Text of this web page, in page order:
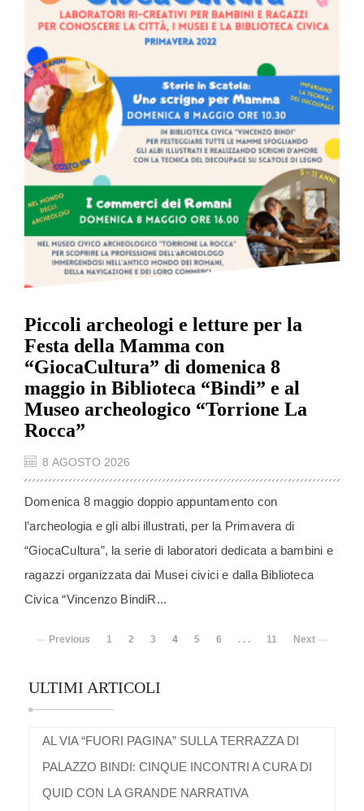
Piccoli archeologi e letture per la
Festa della Mamma con
“GiocaCultura” di domenica 8
maggio in Biblioteca “Bindi” e al
Museo archeologico “Torrione La
Rocca”
8 AGOSTO 2026
Domenica 8 maggio doppio appuntamento con
l’archeologia e gli albi illustrati, per la Primavera di
“GiocaCultura”, la serie di laboratori dedicata a bambini e
ragazzi organizzata dai Musei civici e dalla Biblioteca
Civica “Vincenzo BindiR...
Previous 1 2 3 4 5 6 . . . 11 Next
ULTIMI ARTICOLI
AL VIA “FUORI PAGINA” SULLA TERRAZZA DI
PALAZZO BINDI: CINQUE INCONTRI A CURA DI
QUID CON LA GRANDE NARRATIVA